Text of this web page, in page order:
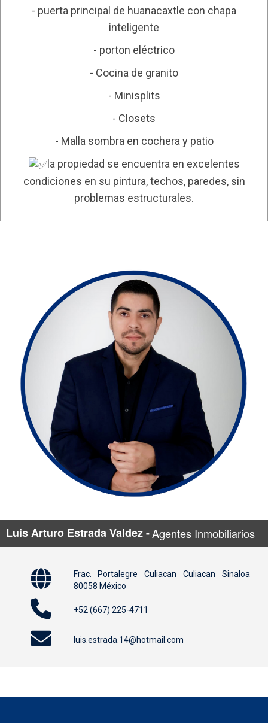
- puerta principal de huanacaxtle con chapa
inteligente
- porton eléctrico
- Cocina de granito
- Minisplits
- Closets
- Malla sombra en cochera y patio
la propiedad se encuentra en excelentes
condiciones en su pintura, techos, paredes, sin
problemas estructurales.
Luis Arturo Estrada Valdez -Agentes Inmobiliarios
Frac. Portalegre Culiacan Culiacan Sinaloa
80058 México
+52 (667) 225-4711
luis.estrada.14@hotmail.com